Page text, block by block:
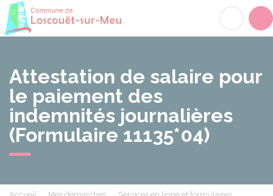
Attestation de salaire pour
le paiement des
indemnités journalières
(Formulaire 11135*04)